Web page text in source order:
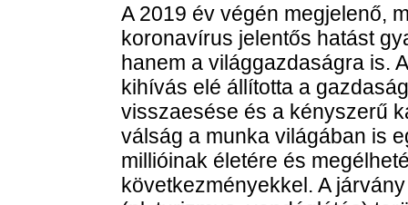
A 2019 év végén megjelenő,
koronavírus jelentős hatást
hanem a világgazdaságra is.
kihívás elé állította a
visszaesése és a kényszerű
válság a munka világában is
millióinak életére és
következményekkel. A